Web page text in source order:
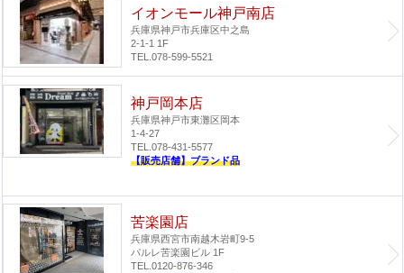
イオンモール神戸南店
兵庫県神戸市兵庫区中之島
2-1-1 1F
TEL.078-599-5521
神戸岡本店
兵庫県神戸市東灘区岡本
1-4-27
TEL.078-431-5577
【販売店舗】ブランド品
苦楽園店
兵庫県西宮市南越木岩町9-5
パルレ苦楽園ビル 1F
TEL.0120-876-346